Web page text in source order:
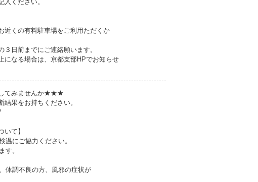
ください。
近くの有料駐車場をご利用ただくか
日前までにご連絡願います。
になる場合は、京都支部HPでお知らせ
てみませんか★★★
結果をお持ちください。
いて】
温にご協力ください。
す。
体調不良の方、風邪の症状が